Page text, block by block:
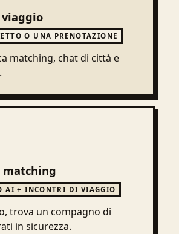
O UNA PRENOTAZIONE
matching, chat di città e
matching
AI + INCONTRI DI VIAGGIO
trova un compagno di
in sicurezza.